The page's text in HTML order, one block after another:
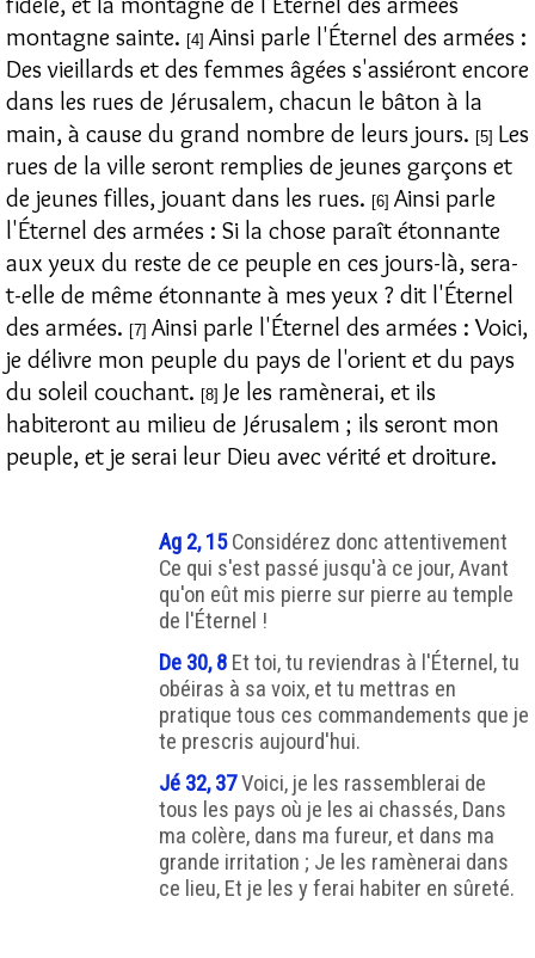
montagne sainte. [4] Ainsi parle l'Éternel des armées :
Des vieillards et des femmes âgées s'assiéront encore
dans les rues de Jérusalem, chacun le bâton à la
main, à cause du grand nombre de leurs jours. [5] Les
rues de la ville seront remplies de jeunes garçons et
de jeunes filles, jouant dans les rues. [6] Ainsi parle
l'Éternel des armées : Si la chose paraît étonnante
aux yeux du reste de ce peuple en ces jours-là, sera-
t-elle de même étonnante à mes yeux ? dit l'Éternel
des armées. [7] Ainsi parle l'Éternel des armées : Voici,
je délivre mon peuple du pays de l'orient et du pays
du soleil couchant. [8] Je les ramènerai, et ils
habiteront au milieu de Jérusalem ; ils seront mon
peuple, et je serai leur Dieu avec vérité et droiture.
Ag 2, 15Considérez donc attentivement
Ce qui s'est passé jusqu'à ce jour, Avant
qu'on eût mis pierre sur pierre au temple
de l'Éternel !
De 30, 8 Et toi, tu reviendras à l'Éternel, tu
obéiras à sa voix, et tu mettras en
pratique tous ces commandements que je
te prescris aujourd'hui.
Jé 32, 37Voici, je les rassemblerai de
tous les pays où je les ai chassés, Dans
ma colère, dans ma fureur, et dans ma
grande irritation ; Je les ramènerai dans
ce lieu, Et je les y ferai habiter en sûreté.